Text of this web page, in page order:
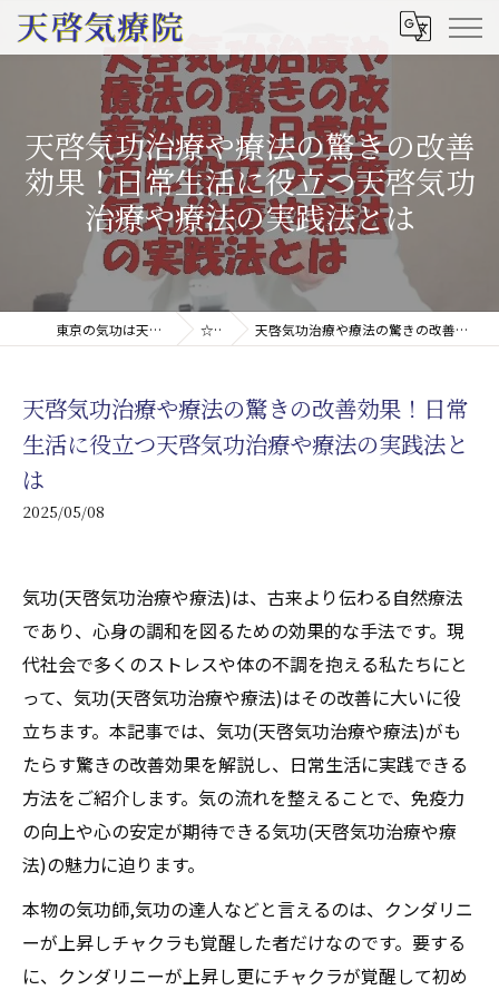
天啓気功治療や療法の驚きの改善
効果！日常生活に役立つ天啓気功
治療や療法の実践法とは
東京の気功は天啓気療院(天啓気功療法治療院) ☆コラム 天啓気功治療や療法の驚きの改善効果！日常生活に役立つ天啓気功治療や療法の実践法とは
天啓気功治療や療法の驚きの改善効果！日常
生活に役立つ天啓気功治療や療法の実践法と
は
2025/05/08
気功(天啓気功治療や療法)は、古来より伝わる自然療法
であり、心身の調和を図るための効果的な手法です。現
代社会で多くのストレスや体の不調を抱える私たちにと
って、気功(天啓気功治療や療法)はその改善に大いに役
立ちます。本記事では、気功(天啓気功治療や療法)がも
たらす驚きの改善効果を解説し、日常生活に実践できる
方法をご紹介します。気の流れを整えることで、免疫力
の向上や心の安定が期待できる気功(天啓気功治療や療
法)の魅力に迫ります。
本物の気功師,気功の達人などと言えるのは、クンダリニ
ーが上昇しチャクラも覚醒した者だけなのです。要する
に、クンダリニーが上昇し更にチャクラが覚醒して初め